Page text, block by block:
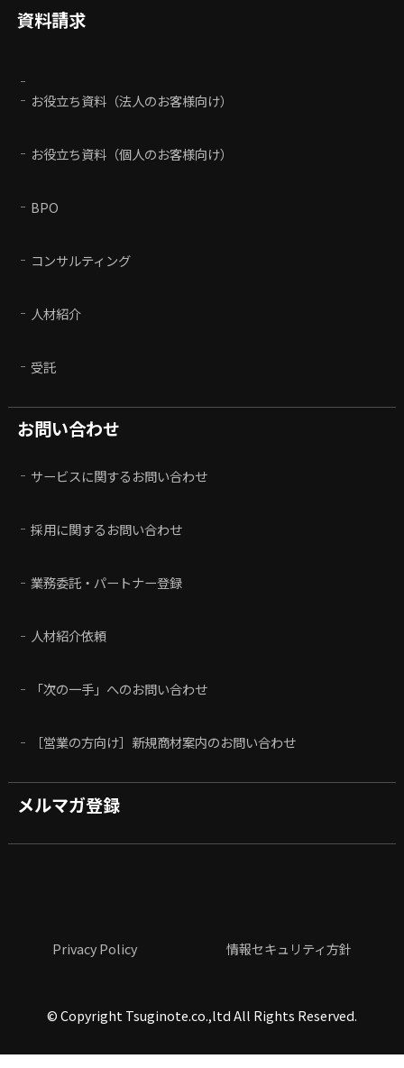
資料請求
お役立ち資料（法人のお客様向け）
お役立ち資料（個人のお客様向け）
BPO
コンサルティング
人材紹介
受託
お問い合わせ
サービスに関するお問い合わせ
採用に関するお問い合わせ
業務委託・パートナー登録
人材紹介依頼
「次の一手」へのお問い合わせ
［営業の方向け］新規商材案内のお問い合わせ
メルマガ登録
©Copyright Tsuginote.co.,ltd All Rights Reserved.
Privacy Policy 情報セキュリティ方針